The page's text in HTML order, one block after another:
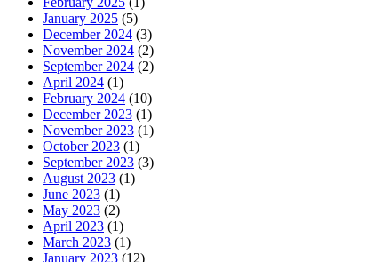
January 2025 (5)
December 2024 (3)
November 2024 (2)
September 2024 (2)
April 2024 (1)
February 2024 (10)
December 2023 (1)
November 2023 (1)
October 2023 (1)
September 2023 (3)
August 2023 (1)
June 2023 (1)
May 2023 (2)
April 2023 (1)
March 2023 (1)
January 2023 (12)